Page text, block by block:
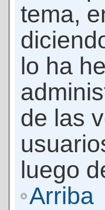
tema,
lo ha
de las
luego
Arriba